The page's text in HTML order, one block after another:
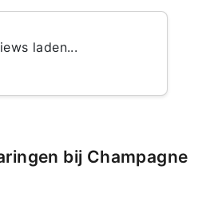
laden...
bij Champagne